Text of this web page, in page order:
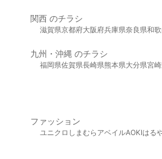
関西 のチラシ
滋賀県京都府大阪府兵庫県奈良県和
九州・沖縄 のチラシ
福岡県佐賀県長崎県熊本県大分県宮
ファッション
ユニクロ しまむら アベイルAOKIはる